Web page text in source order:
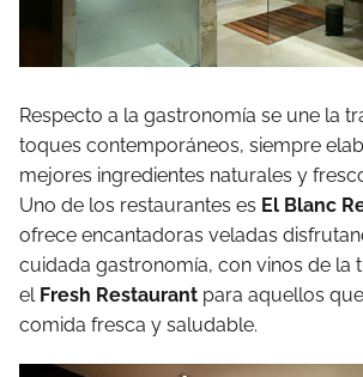
Respecto a la gastronomía se une la
toques contemporáneos, siempre
mejores ingredientes naturales y
Uno de los restaurantes es El Blanc
ofrece encantadoras veladas
cuidada gastronomía, con vinos de la
el Fresh Restaurant para aquellos
comida fresca y saludable.